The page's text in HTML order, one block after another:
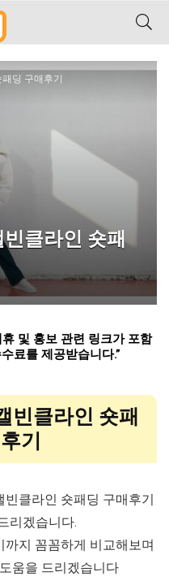
딩 구매후기
클라인 숏패
및 홍보 관련 링크가 포함
료를 제공받습니다.”
빈클라인 숏패
기
클라인 숏패딩 구매후기
리겠습니다.
지 꼼꼼하게 비교해보며
움을 드리겠습니다